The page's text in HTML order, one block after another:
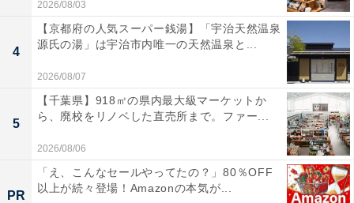
「千年温泉」には以下のような口コミが寄せられていま
施設全体が非常に清潔で、大正ロマン風の内装がと
てもお洒落。デザイナーズ銭湯らしい開放感があ
り、いつ訪れても気持ちよく過ごせる。
2026/08/03
4
【京都府の人気スーパー銭湯】「宇治天然温泉
源氏の湯」は宇治市内唯一の天然温泉と...
2026/08/07
5
【千葉県】918㎡の県内最大級マーケットか
ら、廃校をリノベした直売所まで。ファー...
2026/08/06
PR
「え、こんなセールやってたの？」80％OFF
以上が続々登場！Amazonの本気が...